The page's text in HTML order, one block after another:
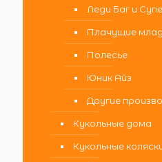
Леди Баг и
Плачущие
Полесье
Юник Айз
Другие
Кукольные дома
Кукольные